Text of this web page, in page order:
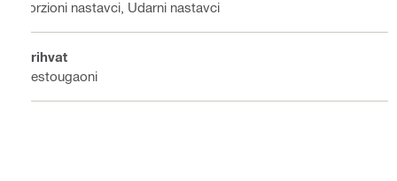
Torzioni nastavci, Udarni nastavci
Prihvat
Šestougaoni